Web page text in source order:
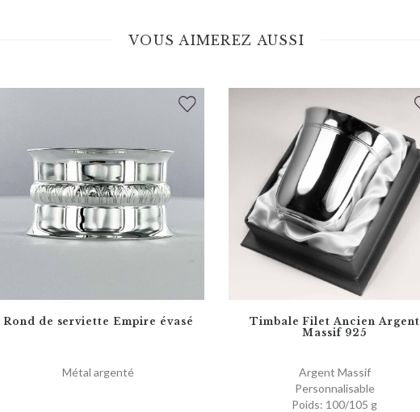
VOUS AIMEREZ AUSSI
Rond de serviette Empire évasé
Métal argenté
Timbale Filet Ancien Argent
Massif 925
Argent Massif
Personnalisable
Poids: 100/105 g